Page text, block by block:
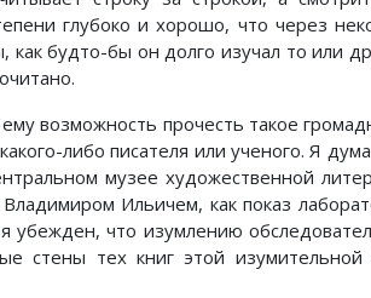
глубоко и хорошо, что через
будто-бы он долго изучал то или
возможность прочесть такое
либо писателя или ученого. Я
музее художественной
Ильичем, как показ
убежден, что изумлению
стены тех книг этой